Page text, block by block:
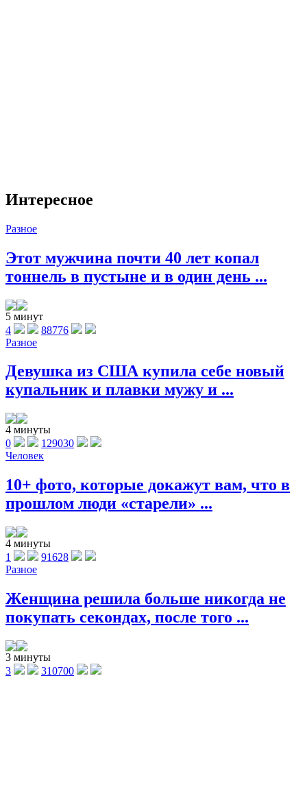
Интересное
Разное
Этот мужчина почти 40 лет копал
тоннель в пустыне и в один день ...
5 минут
4
88776
Разное
Девушка из США купила себе новый
купальник и плавки мужу и ...
4 минуты
0
129030
Человек
10+ фото, которые докажут вам, что в
прошлом люди «старели» ...
4 минуты
1
91628
Разное
Женщина решила больше никогда не
покупать секондах, после того ...
3 минуты
3
310700